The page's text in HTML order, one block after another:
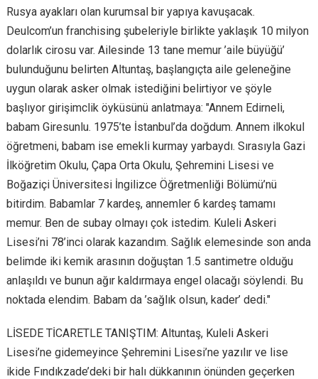
Rusya ayakları olan kurumsal bir yapıya kavuşacak.
Deulcom’un franchising şubeleriyle birlikte yaklaşık 10 milyon
dolarlık cirosu var. Ailesinde 13 tane memur ’aile büyüğü’
bulunduğunu belirten Altuntaş, başlangıçta aile geleneğine
uygun olarak asker olmak istediğini belirtiyor ve şöyle
başlıyor girişimclik öyküsünü anlatmaya: "Annem Edirneli,
babam Giresunlu. 1975’te İstanbul’da doğdum. Annem ilkokul
öğretmeni, babam ise emekli kurmay yarbaydı. Sırasıyla Gazi
İlköğretim Okulu, Çapa Orta Okulu, Şehremini Lisesi ve
Boğaziçi Üniversitesi İngilizce Öğretmenliği Bölümü’nü
bitirdim. Babamlar 7 kardeş, annemler 6 kardeş tamamı
memur. Ben de subay olmayı çok istedim. Kuleli Askeri
Lisesi’ni 78’inci olarak kazandım. Sağlık elemesinde son anda
belimde iki kemik arasının doğuştan 1.5 santimetre olduğu
anlaşıldı ve bunun ağır kaldırmaya engel olacağı söylendi. Bu
noktada elendim. Babam da ’sağlık olsun, kader’ dedi."
LİSEDE TİCARETLE TANIŞTIM: Altuntaş, Kuleli Askeri
Lisesi’ne gidemeyince Şehremini Lisesi’ne yazılır ve lise
ikide Fındıkzade’deki bir halı dükkanının önünden geçerken